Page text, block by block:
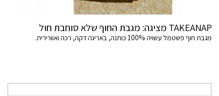
TAKEANAP מציגה: מגבת החוף שלא סוחבת חול
מגבת חוף פשטמל עשויה 100% כותנה, באריגה דקה, רכה ואוורירית.